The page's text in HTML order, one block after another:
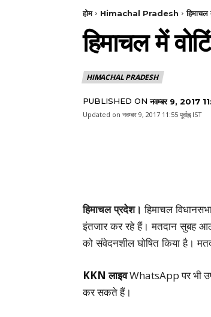
होम Himachal Pradesh हिमाचल
हिमाचल में
HIMACHAL PRADESH
PUBLISHED ON नवम्बर 9, 2017
Updated on नवम्बर 9, 2017 11:55 पूर्वाह्न IST
हिमाचल प्रदेश। हिमाचल
इंतजार कर रहे हैं। मतदान सुबह
को संवेदनशील घोषित किया है।
KKN लाइवWhatsApp पर भी
कर सकते हैं।